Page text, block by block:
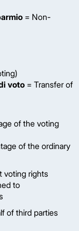
= Non-
voto = Transfer of
of the voting
of the ordinary
voting rights
to
of third parties